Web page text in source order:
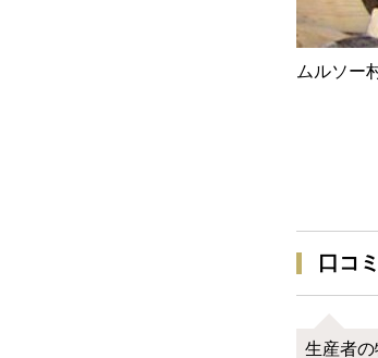
ムルソー
口コミ
生産者